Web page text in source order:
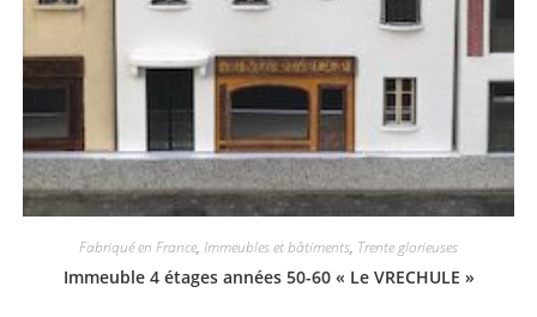
Fabriqué en France, Immeubles et bâtiments, Trente glorieuses
Immeuble 4 étages années 50-60 « Le VRECHULE »